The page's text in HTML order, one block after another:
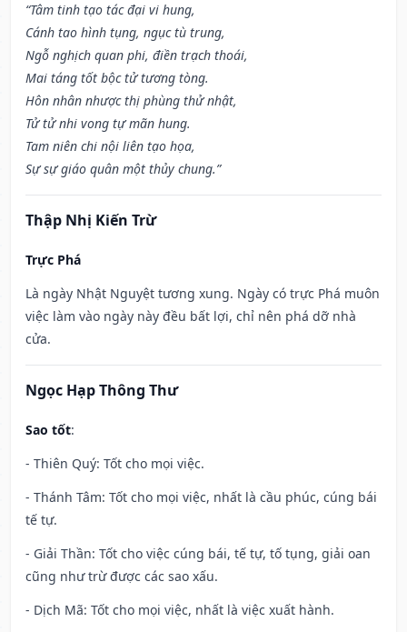
“Tâm tinh tạo tác đại vi hung,
Cánh tao hình tụng, ngục tù trung,
Ngỗ nghịch quan phi, điền trạch thoái,
Mai táng tốt bộc tử tương tòng.
Hôn nhân nhược thị phùng thử nhật,
Tử tử nhi vong tự mãn hung.
Tam niên chi nội liên tạo họa,
Sự sự giáo quân một thủy chung.”
Thập Nhị Kiến Trừ
Trực Phá
Là ngày Nhật Nguyệt tương xung. Ngày có trực Phá muôn
việc làm vào ngày này đều bất lợi, chỉ nên phá dỡ nhà
cửa.
Ngọc Hạp Thông Thư
Sao tốt:
- Thiên Quý: Tốt cho mọi việc.
- Thánh Tâm: Tốt cho mọi việc, nhất là cầu phúc, cúng bái
tế tự.
- Giải Thần: Tốt cho việc cúng bái, tế tự, tố tụng, giải oan
cũng như trừ được các sao xấu.
- Dịch Mã: Tốt cho mọi việc, nhất là việc xuất hành.